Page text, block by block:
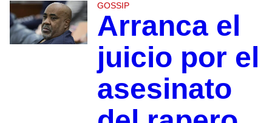
GOSSIP
Arranca el
juicio por el
asesinato